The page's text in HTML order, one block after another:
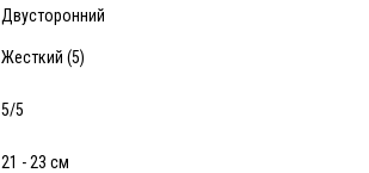
Двусторонний
Жесткий (5)
5/5
21 - 23 см